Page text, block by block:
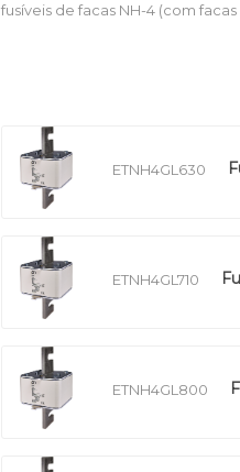
fusíveis de facas NH-4 (com
ETNH4GL630
ETNH4GL710
ETNH4GL800